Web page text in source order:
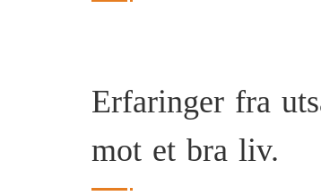
Erfaringer fra
mot et bra liv.